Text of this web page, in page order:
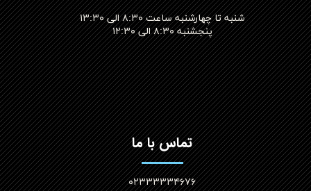
شنبه تا چهارشنبه ساعت ۸:۳۰ الی ۱۳:۳۰
پنجشنبه ۸:۳۰ الی ۱۲:۳۰​​​​​​​
تماس با ما
۰۲۳۳۳۳۳۴۶۷۶